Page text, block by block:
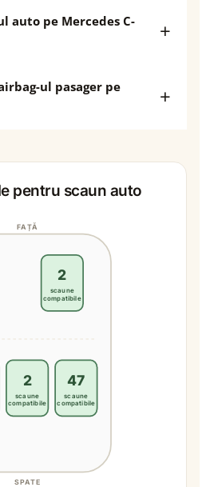
auto pe Mercedes C-
ul pasager pe
pentru scaun auto
FAȚĂ
SPATE
2
scaune
compatibile
2
scaune
compatibile
47
scaune
compatibile